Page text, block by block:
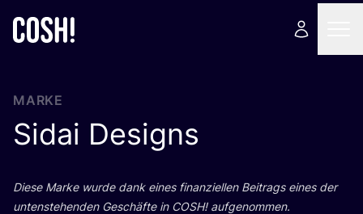
MARKE
Sidai Designs
Die­se Mar­ke wur­de dank eines finan­zi­el­len Bei­trags eines der
unten­ste­hen­den Geschäf­te in COSH! aufgenommen.